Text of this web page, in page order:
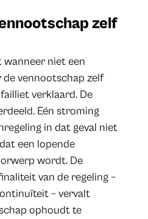
zelf
niet een
de vennootschap zelf
verklaard. De
Eén stroming
in dat geval niet
een lopende
wordt. De
van de regeling –
– vervalt
ophoudt te